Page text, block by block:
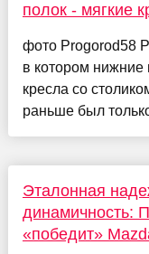
полок - мягкие
фото Progorod58
в котором нижние
кресла со
раньше был
Эталонная
динамичность:
«победит»